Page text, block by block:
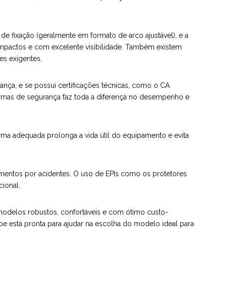
fixação (geralmente em formato de arco ajustável), e a
e com excelente visibilidade. Também existem
exigentes.
e se possui certificações técnicas, como o CA
de segurança faz toda a diferença no desempenho e
adequada prolonga a vida útil do equipamento e evita
por acidentes. O uso de EPIs como os protetores
robustos, confortáveis e com ótimo custo-
está pronta para ajudar na escolha do modelo ideal para